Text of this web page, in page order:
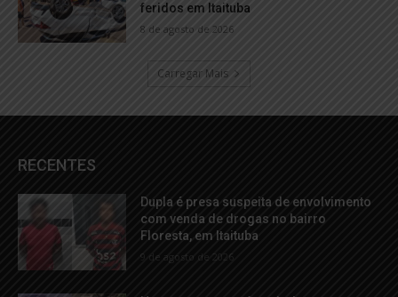
feridos em Itaituba
8 de agosto de 2026
Carregar Mais
RECENTES
Dupla é presa suspeita de envolvimento
com venda de drogas no bairro
Floresta, em Itaituba
9 de agosto de 2026